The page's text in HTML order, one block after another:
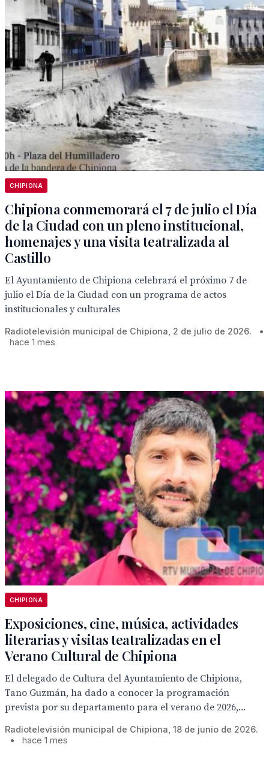
CHIPIONA
Chipiona conmemorará el 7 de julio el Día
de la Ciudad con un pleno institucional,
homenajes y una visita teatralizada al
Castillo
El Ayuntamiento de Chipiona celebrará el próximo 7 de
julio el Día de la Ciudad con un programa de actos
institucionales y culturales
Radiotelevisión municipal de Chipiona, 2 de julio de 2026.
•
hace 1 mes
CHIPIONA
Exposiciones, cine, música, actividades
literarias y visitas teatralizadas en el
Verano Cultural de Chipiona
El delegado de Cultura del Ayuntamiento de Chipiona,
Tano Guzmán, ha dado a conocer la programación
prevista por su departamento para el verano de 2026,...
Radiotelevisión municipal de Chipiona, 18 de junio de 2026.
•
hace 1 mes